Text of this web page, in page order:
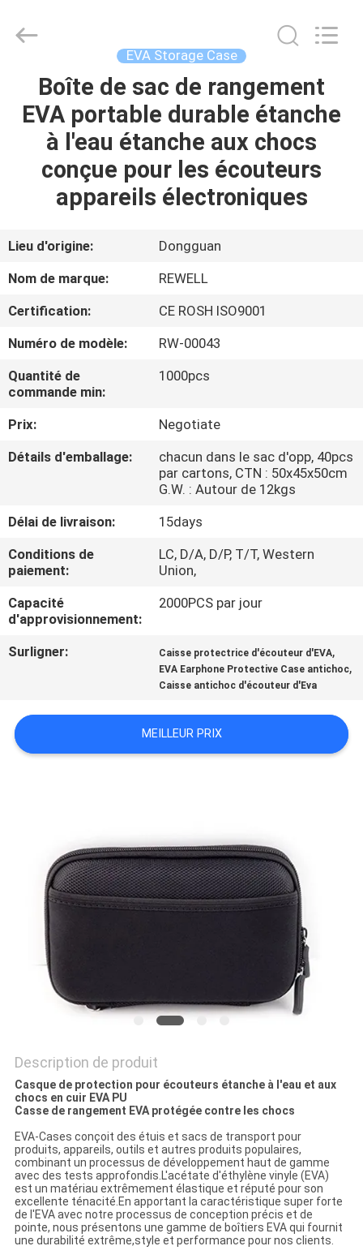
MAISON
PRODUITS
DE
NOUS
VISITE
D'USINE
CONTRÔLE
DE
QUALITÉ
PLAN
SITE
PRIVACY
POLICY
Limited.
EVA Storage Case
Boîte de sac de rangement
EVA portable durable étanche
à l'eau étanche aux chocs
conçue pour les écouteurs
appareils électroniques
Lieu d'origine:
Dongguan
Nom de marque:
REWELL
Certification:
CE ROSH ISO9001
Numéro de modèle:
RW-00043
Quantité de
commande min:
1000pcs
Prix:
Negotiate
Détails d'emballage:
chacun dans le sac d'opp, 40pcs
par cartons, CTN : 50x45x50cm
G.W. : Autour de 12kgs
Délai de livraison:
15days
Conditions de
paiement:
LC, D/A, D/P, T/T, Western
Union,
Capacité
d'approvisionnement:
2000PCS par jour
Surligner: Caisse protectrice d'écouteur d'EVA,
EVA Earphone Protective Case antichoc,
Caisse antichoc d'écouteur d'Eva
MEILLEUR PRIX
Description de produit
Casque de protection pour écouteurs étanche à l'eau et aux
chocs en cuir EVA PU
Casse de rangement EVA protégée contre les chocs
EVA-Cases conçoit des étuis et sacs de transport pour
produits, appareils, outils et autres produits populaires,
combinant un processus de développement haut de gamme
avec des tests approfondis.L'acétate d'éthylène vinyle (EVA)
est un matériau extrêmement élastique et réputé pour son
excellente ténacité.En apportant la caractéristique super forte
de l'EVA avec notre processus de conception précis et de
pointe, nous présentons une gamme de boîtiers EVA qui fournit
une durabilité extrême,style et performance pour nos clients.